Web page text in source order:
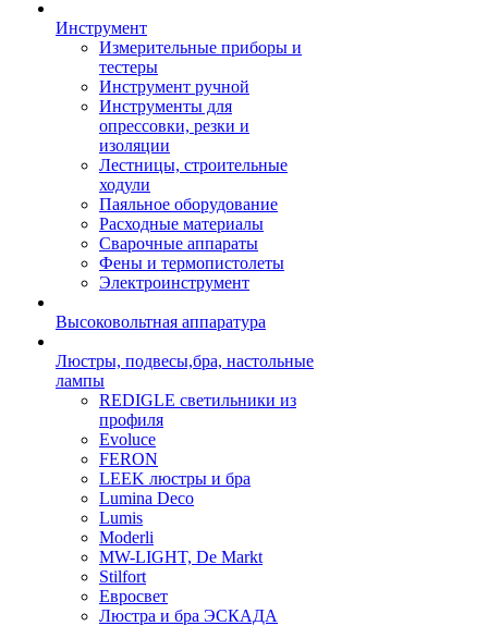
Инструмент
Измерительные приборы и
тестеры
Инструмент ручной
Инструменты для
опрессовки, резки и
изоляции
Лестницы, строительные
ходули
Паяльное оборудование
Расходные материалы
Сварочные аппараты
Фены и термопистолеты
Электроинструмент
Высоковольтная аппаратура
Люстры, подвесы,бра, настольные
лампы
REDIGLE светильники из
профиля
Evoluce
FERON
LEEK люстры и бра
Lumina Deco
Lumis
Moderli
MW-LIGHT, De Markt
Stilfort
Евросвет
Люстра и бра ЭСКАДА